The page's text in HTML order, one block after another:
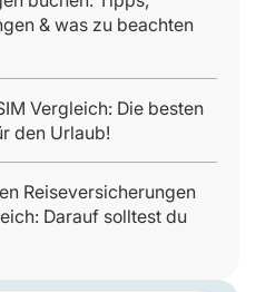
& was zu beachten
Vergleich: Die besten
den Urlaub!
Reiseversicherungen
Darauf solltest du